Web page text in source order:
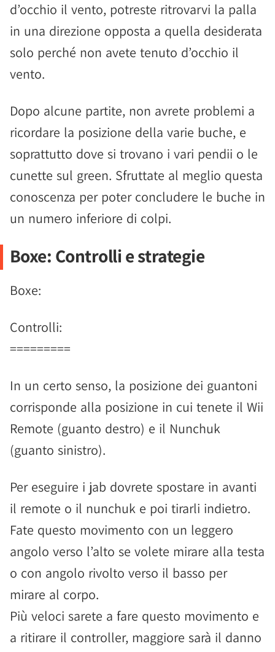
d’occhio il vento, potreste ritrovarvi la palla
in una direzione opposta a quella desiderata
solo perché non avete tenuto d’occhio il
vento.
Dopo alcune partite, non avrete problemi a
ricordare la posizione della varie buche, e
soprattutto dove si trovano i vari pendii o le
cunette sul green. Sfruttate al meglio questa
conoscenza per poter concludere le buche in
un numero inferiore di colpi.
Boxe: Controlli e strategie
Boxe:
Controlli:
=========
In un certo senso, la posizione dei guantoni
corrisponde alla posizione in cui tenete il Wii
Remote (guanto destro) e il Nunchuk
(guanto sinistro).
Per eseguire i jab dovrete spostare in avanti
il remote o il nunchuk e poi tirarli indietro.
Fate questo movimento con un leggero
angolo verso l’alto se volete mirare alla testa
o con angolo rivolto verso il basso per
mirare al corpo.
Più veloci sarete a fare questo movimento e
a ritirare il controller, maggiore sarà il danno